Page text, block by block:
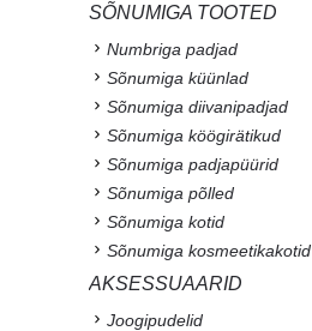
SÕNUMIGA TOOTED
Numbriga padjad
Sõnumiga küünlad
Sõnumiga diivanipadjad
Sõnumiga köögirätikud
Sõnumiga padjapüürid
Sõnumiga põlled
Sõnumiga kotid
Sõnumiga kosmeetikakotid
AKSESSUAARID
Joogipudelid